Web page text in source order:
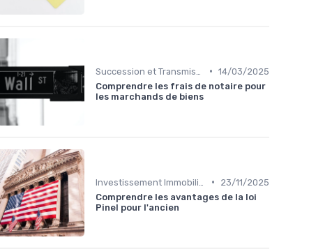
• 14/03/2025
Comprendre les frais de notaire pour
les marchands de biens
•
23/11/2025
Comprendre les avantages de la loi
Pinel pour l'ancien